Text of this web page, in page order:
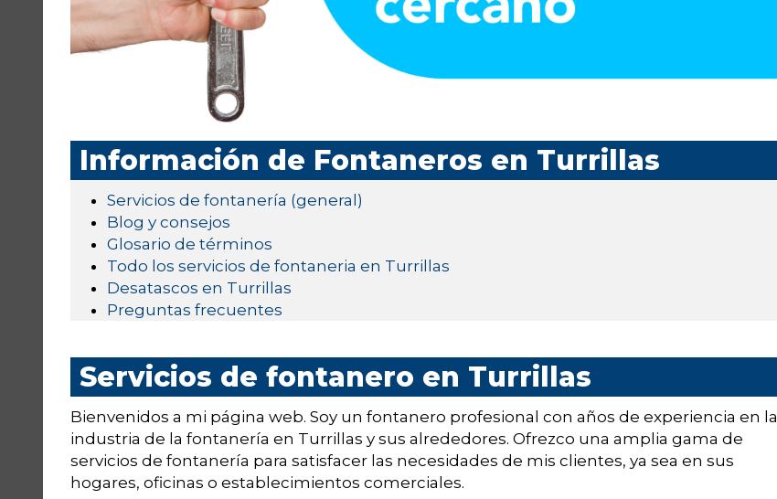
Información de Fontaneros en Turrillas
Servicios de fontanería (general)
Blog y consejos
Glosario de términos
Todo los servicios de fontaneria en Turrillas
Desatascos en Turrillas
Preguntas frecuentes
Servicios de fontanero en Turrillas
Bienvenidos a mi página web. Soy un fontanero profesional con años de experiencia en la
industria de la fontanería en Turrillas y sus alrededores. Ofrezco una amplia gama de
servicios de fontanería para satisfacer las necesidades de mis clientes, ya sea en sus
hogares, oficinas o establecimientos comerciales.